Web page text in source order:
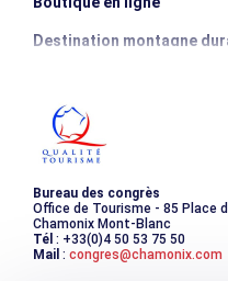
Destination montagne
Photothèque
Bureau des congrès
Office de Tourisme - 85 Place
Chamonix Mont-Blanc
Tél : +33(0)4 50 53 75 50
Mail : congres@chamonix.com